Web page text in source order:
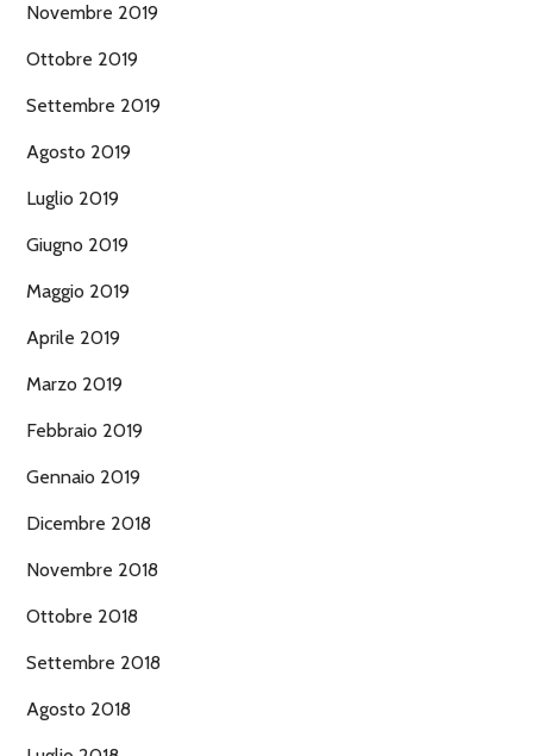
Novembre 2019
Ottobre 2019
Settembre 2019
Agosto 2019
Luglio 2019
Giugno 2019
Maggio 2019
Aprile 2019
Marzo 2019
Febbraio 2019
Gennaio 2019
Dicembre 2018
Novembre 2018
Ottobre 2018
Settembre 2018
Agosto 2018